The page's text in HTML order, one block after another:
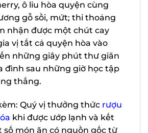
blackberry, cherry, ô
hương hoa, hương gỗ
quý vị còn cảm nhận
cay nhè nhẹ của gia vị tất
nhau mang đến những
cho bạn và gia đình
tập và làm việc căng
Quý vị thưởng thức
hóakhi được ướp lạnh